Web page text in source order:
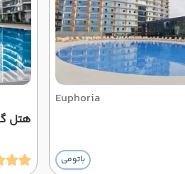
Euphoria
باتومی
هتل